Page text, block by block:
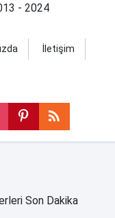
- 2024
İletişim
Son Dakika